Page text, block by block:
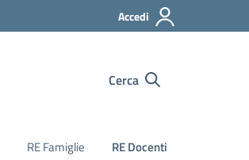
Accedi
Cerca
RE Famiglie RE Docenti